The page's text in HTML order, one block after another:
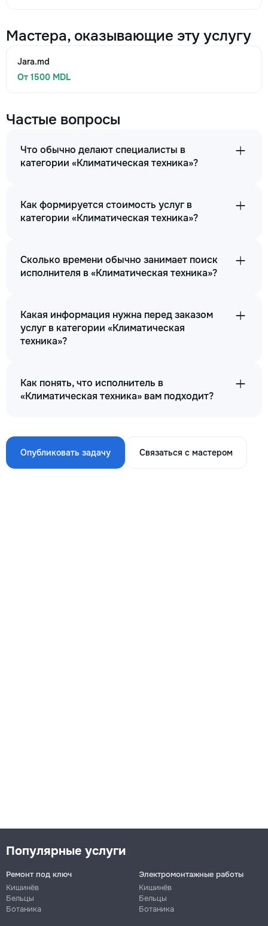
Мастера, оказывающие эту услугу
Jara.md
От 1500 MDL
Частые вопросы
Что обычно делают специалисты в
категории «Климатическая техника»?
Как формируется стоимость услуг в
категории «Климатическая техника»?
Сколько времени обычно занимает поиск
исполнителя в «Климатическая техника»?
Какая информация нужна перед заказом
услуг в категории «Климатическая
техника»?
Как понять, что исполнитель в
«Климатическая техника» вам подходит?
Опубликовать задачу Связаться с мастером
Популярные услуги
Ремонт под ключ
Кишинёв
Бельцы
Ботаника
Электромонтажные работы
Кишинёв
Бельцы
Ботаника